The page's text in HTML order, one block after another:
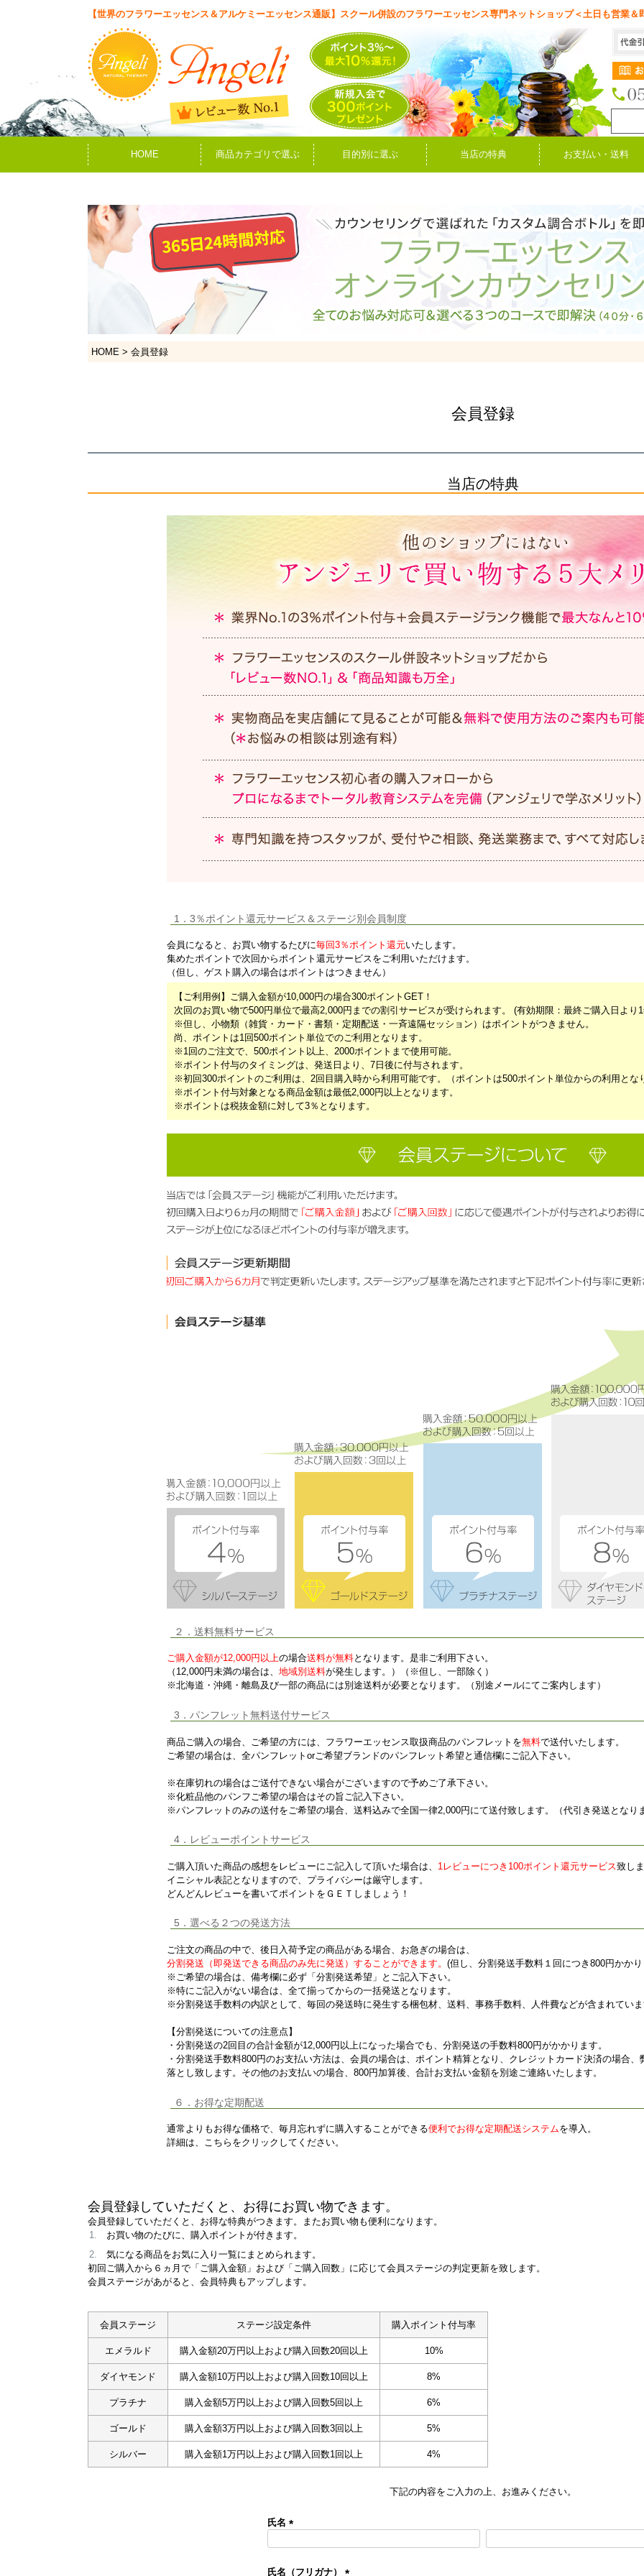
【世界のフラワーエッセンス＆アルケミーエッセンス通販】スクール併設のフラワーエッセンス専門ネットショップ＜土日も営業＆
HOME 商品カテゴリで選ぶ 目的別に選ぶ 当店の特典 お支払い・送料
HOME 会員登録
会員登録
当店の特典
1．3％ポイント還元サービス＆ステージ別会員制度
会員になると、お買い物するたびに毎回3％ポイント還元いたします。
集めたポイントで次回からポイント還元サービスをご利用いただけます。
（但し、ゲスト購入の場合はポイントはつきません）
【ご利用例】ご購入金額が10,000円の場合300ポイントGET！
次回のお買い物で500円単位で最高2,000円までの割引サービスが受けられます。 (有効期限：最終ご購入日より1
※但し、小物類（雑貨・カード・書類・定期配送・一斉遠隔セッション）はポイントがつきません。
尚、ポイントは1回500ポイント単位でのご利用となります。
※1回のご注文で、500ポイント以上、2000ポイントまで使用可能。
※ポイント付与のタイミングは、発送日より、7日後に付与されます。
※初回300ポイントのご利用は、2回目購入時から利用可能です。（ポイントは500ポイント単位からの利用とな
※ポイント付与対象となる商品金額は最低2,000円以上となります。
※ポイントは税抜金額に対して3％となります。
２．送料無料サービス
ご購入金額が12,000円以上の場合送料が無料となります。是非ご利用下さい。
（12,000円未満の場合は、 地域別送料が発生します。）（※但し、一部除く）
※北海道・沖縄・離島及び一部の商品には別途送料が必要となります。（別途メールにてご案内します）
3．パンフレット無料送付サービス
商品ご購入の場合、ご希望の方には、フラワーエッセンス取扱商品のパンフレットを無料で送付いたします。
ご希望の場合は、全パンフレットorご希望ブランドのパンフレット希望と通信欄にご記入下さい。
※在庫切れの場合はご送付できない場合がございますので予めご了承下さい。
※化粧品他のパンフご希望の場合はその旨ご記入下さい。
※パンフレットのみの送付をご希望の場合、送料込みで全国一律2,000円にて送付致します。（代引き発送となり
4．レビューポイントサービス
ご購入頂いた商品の感想をレビューにご記入して頂いた場合は、 1レビューにつき100ポイント還元サービス致しま
イニシャル表記となりますので、プライバシーは厳守します。
どんどんレビューを書いてポイントをＧＥＴしましょう！
5．選べる２つの発送方法
ご注文の商品の中で、後日入荷予定の商品がある場合、お急ぎの場合は、
分割発送（即発送できる商品のみ先に発送）することができます。 (但し、分割発送手数料１回につき800円かかり
※ご希望の場合は、備考欄に必ず「分割発送希望」とご記入下さい。
※特にご記入がない場合は、全て揃ってからの一括発送となります。
※分割発送手数料の内訳として、毎回の発送時に発生する梱包材、送料、事務手数料、人件費などが含まれていま
【分割発送についての注意点】
・分割発送の2回目の合計金額が12,000円以上になった場合でも、分割発送の手数料800円がかかります。
・分割発送手数料800円のお支払い方法は、会員の場合は、ポイント精算となり、クレジットカード決済の場合、
落とし致します。その他のお支払いの場合、800円加算後、合計お支払い金額を別途ご連絡いたします。
６．お得な定期配送
通常よりもお得な価格で、毎月忘れずに購入することができる便利でお得な定期配送システムを導入。
詳細は、こちらをクリックしてください。
会員登録していただくと、お得にお買い物できます。
会員登録していただくと、お得な特典がつきます。またお買い物も便利になります。
お買い物のたびに、購入ポイントが付きます。
気になる商品をお気に入り一覧にまとめられます。
初回ご購入から６ヵ月で「ご購入金額」および「ご購入回数」に応じて会員ステージの判定更新を致します。
会員ステージがあがると、会員特典もアップします。
会員ステージ ステージ設定条件 購入ポイント付与率
エメラルド 購入金額20万円以上および購入回数20回以上 10%
ダイヤモンド 購入金額10万円以上および購入回数10回以上 8%
プラチナ 購入金額5万円以上および購入回数5回以上 6%
ゴールド 購入金額3万円以上および購入回数3回以上 5%
シルバー 購入金額1万円以上および購入回数1回以上 4%
下記の内容をご入力の上、お進みください。
氏名
須
氏名（フリガナ）